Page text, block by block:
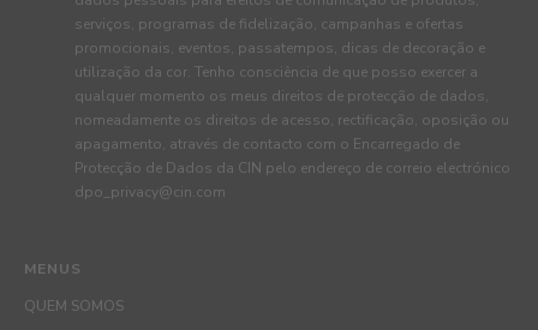
MENUS
QUEM SOMOS
serviços, programas de fidelização, campanhas e ofertas
promocionais, eventos, passatempos, dicas de decoração e
utilização da cor. Tenho consciência de que posso exercer a
qualquer momento os meus direitos de protecção de dados,
nomeadamente os direitos de acesso, rectificação, oposição ou
apagamento, através de contacto com o Encarregado de
Protecção de Dados da CIN pelo endereço de correio electrónico
dpo_privacy@cin.com